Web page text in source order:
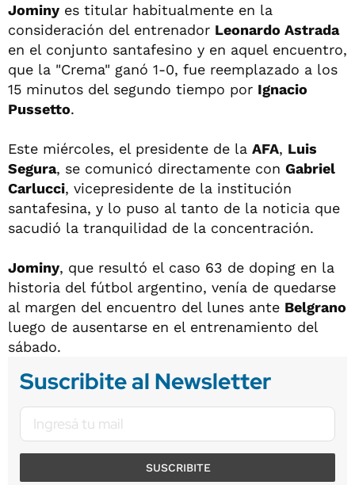
Jominy es titular habitualmente en la
consideración del entrenador Leonardo Astrada
en el conjunto santafesino y en aquel encuentro,
que la "Crema" ganó 1-0, fue reemplazado a los
15 minutos del segundo tiempo por Ignacio
Pussetto.
Este miércoles, el presidente de la AFA, Luis
Segura, se comunicó directamente con Gabriel
Carlucci, vicepresidente de la institución
santafesina, y lo puso al tanto de la noticia que
sacudió la tranquilidad de la concentración.
Jominy, que resultó el caso 63 de doping en la
historia del fútbol argentino, venía de quedarse
al margen del encuentro del lunes ante Belgrano
luego de ausentarse en el entrenamiento del
sábado.
Suscribite al Newsletter
SUSCRIBITE